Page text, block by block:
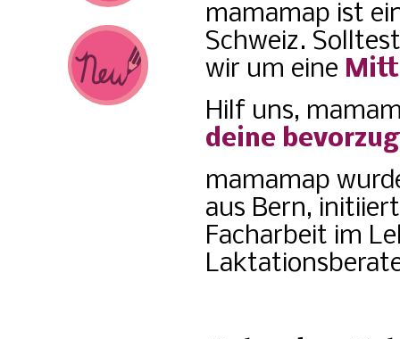
mamamap ist
Schweiz.
wir um eine
Hilf uns,
deine
mamamap
aus Bern,
Facharbeit im